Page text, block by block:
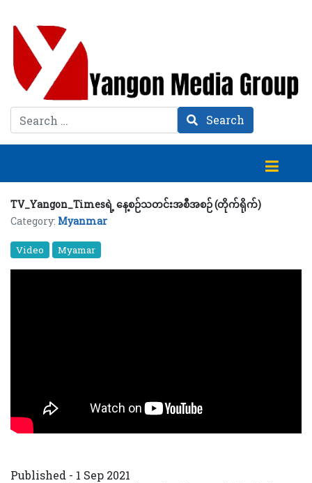
Search Search
TV_Yangon_Timesရဲ့ နေ့စဉ်သတင်းအစီအစဉ် (တိုက်ရိုက်)
Category: Myanmar
Video Myamar
Published - 1 Sep 2021